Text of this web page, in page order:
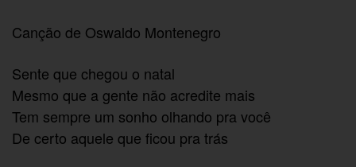
Canção de Oswaldo Montenegro
Sente que chegou o natal
Mesmo que a gente não acredite mais
Tem sempre um sonho olhando pra você
De certo aquele que ficou pra trás